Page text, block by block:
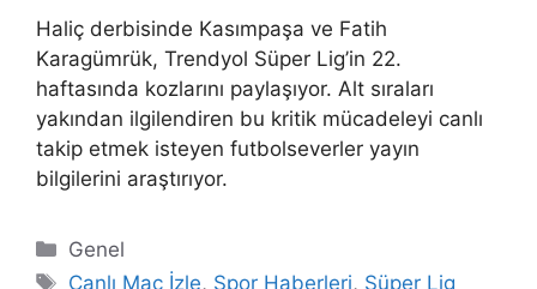
Haliç derbisinde Kasımpaşa ve Fatih
Karagümrük, Trendyol Süper Lig’in 22.
haftasında kozlarını paylaşıyor. Alt sıraları
yakından ilgilendiren bu kritik mücadeleyi canlı
takip etmek isteyen futbolseverler yayın
bilgilerini araştırıyor.
Kategoriler
Genel
Etiketler
Canlı Maç İzle, Spor Haberleri, Süper Lig